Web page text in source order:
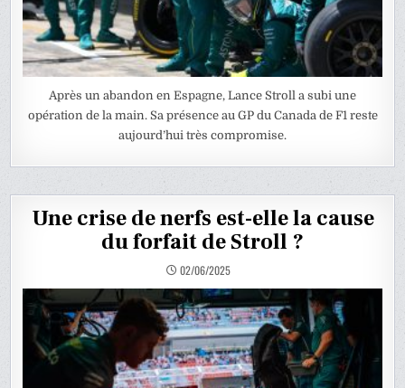
Après un abandon en Espagne, Lance Stroll a subi une
opération de la main. Sa présence au GP du Canada de F1 reste
aujourd’hui très compromise.
Une crise de nerfs est-elle la cause
du forfait de Stroll ?
02/06/2025